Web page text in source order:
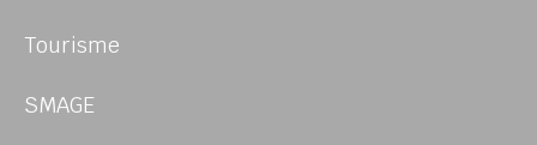
Tourisme
SMAGE